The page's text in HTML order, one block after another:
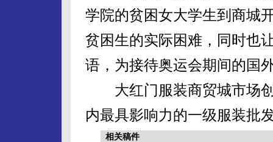
学院的贫困女大学生到商城
贫困生的实际困难，同时也
语，为接待奥运会期间的国
大红门服装商贸城市场创
内最具影响力的一级服装批
相关稿件